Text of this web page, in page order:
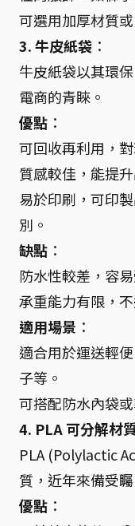
可選用加厚材質
3. 牛皮紙袋 ：
牛皮紙袋以其環
電商的青睞。
優點 ：
可回收再利用，
質感較佳，能提
易於印刷，可印
別。
缺點 ：
防水性較差，容
承重能力有限，
適用場景 ：
適合用於運送輕
子等。
可搭配防水內袋
4. PLA 可分解材
PLA (Polylactic
質，近年來備受
優點 ：